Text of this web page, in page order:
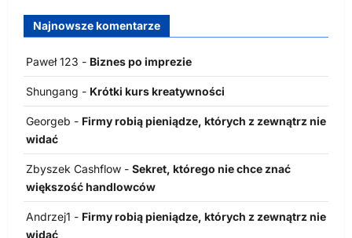
Najnowsze komentarze
Paweł 123 - Biznes po imprezie
Shungang - Krótki kurs kreatywności
Georgeb - Firmy robią pieniądze, których z zewnątrz nie
widać
Zbyszek Cashflow - Sekret, którego nie chce znać
większość handlowców
Andrzej1 - Firmy robią pieniądze, których z zewnątrz nie
widać